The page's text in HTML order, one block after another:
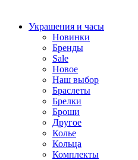
Украшения и часы
Новинки
Бренды
Sale
Новое
Наш выбор
Браслеты
Брелки
Броши
Другое
Колье
Кольца
Комплекты